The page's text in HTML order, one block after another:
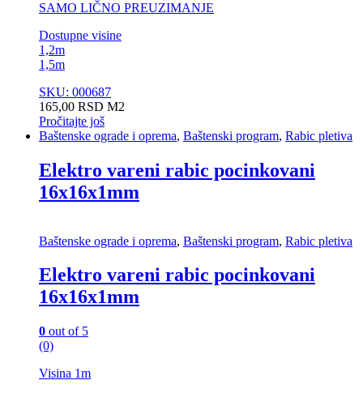
SAMO LIČNO PREUZIMANJE
Dostupne visine
1,2m
1,5m
SKU: 000687
165,00 RSD M2
Pročitajte još
Baštenske ograde i oprema, Baštenski program, Rabic pletiva
Elektro vareni rabic pocinkovani
16x16x1mm
Baštenske ograde i oprema, Baštenski program, Rabic pletiva
Elektro vareni rabic pocinkovani
16x16x1mm
0 out of 5
(0)
Visina 1m